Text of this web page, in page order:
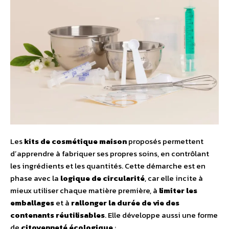
Leskits de cosmétique maisonproposés permettent
dʼapprendre à fabriquer ses propres soins, en contrôlant
les ingrédients et les quantités. Cette démarche est en
phase avec la logique de circularité, car elle incite à
mieux utiliser chaque matière première, à limiter les
emballageset à rallonger la durée de vie des
contenants réutilisables. Elle développe aussi une forme